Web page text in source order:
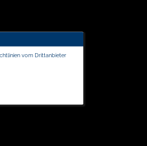
vom Drittanbieter